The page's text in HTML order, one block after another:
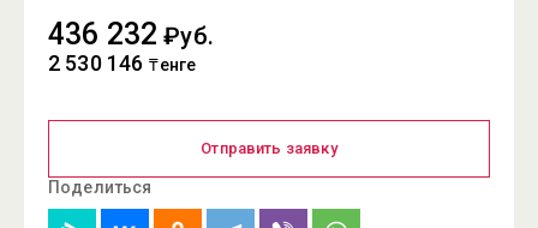
436 232 ₽уб.
2 530 146 ₸енге
Отправить заявку
Поделиться